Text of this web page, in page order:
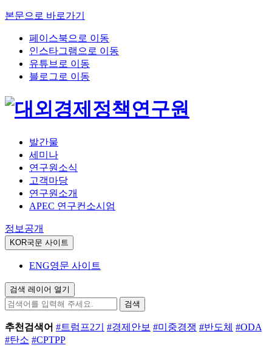
본문으로 바로가기
페이스북으로 이동
인스타그램으로 이동
유튜브로 이동
블로그로 이동
발간물
세미나
연구원소식
고객마당
연구원소개
APEC 연구컨소시엄
정보공개
KOR국문 사이트
ENG영문 사이트
검색 레이어 열기
검색
추천검색어 #트럼프2기 #경제안보 #미중경쟁 #반도체 #ODA
#탄소 #CPTPP